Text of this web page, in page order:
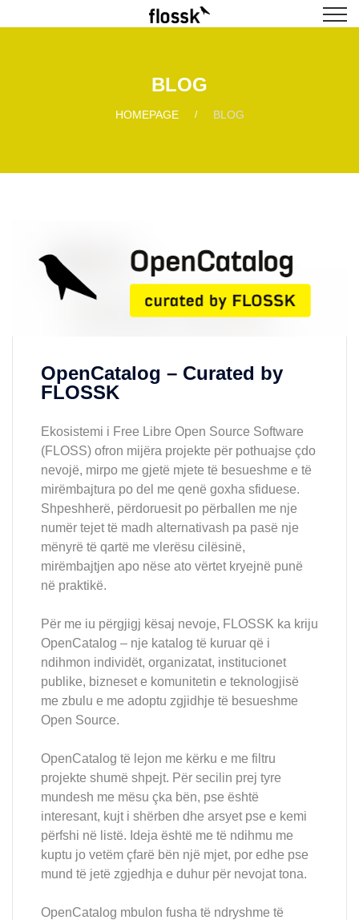
BLOG
HOMEPAGE BLOG
OpenCatalog – Curated by
FLOSSK
Ekosistemi i Free Libre Open Source Software
(FLOSS) ofron mijëra projekte për pothuajse çdo
nevojë, mirpo me gjetë mjete të besueshme e të
mirëmbajtura po del me qenë goxha sfiduese.
Shpeshherë, përdoruesit po përballen me nje
numër tejet të madh alternativash pa pasë nje
mënyrë të qartë me vlerësu cilësinë,
mirëmbajtjen apo nëse ato vërtet kryejnë punë
në praktikë.
Për me iu përgjigj kësaj nevoje, FLOSSK ka kriju
OpenCatalog – nje katalog të kuruar që i
ndihmon individët, organizatat, institucionet
publike, bizneset e komunitetin e teknologjisë
me zbulu e me adoptu zgjidhje të besueshme
Open Source.
OpenCatalog të lejon me kërku e me filtru
projekte shumë shpejt. Për secilin prej tyre
mundesh me mësu çka bën, pse është
interesant, kujt i shërben dhe arsyet pse e kemi
përfshi në listë. Ideja është me të ndihmu me
kuptu jo vetëm çfarë bën një mjet, por edhe pse
mund të jetë zgjedhja e duhur për nevojat tona.
OpenCatalog mbulon fusha të ndryshme të